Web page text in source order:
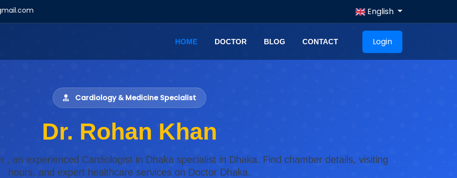
English
HOME DOCTOR BLOG CONTACT Login
Cardiology & Medicine Specialist
Dr. Rohan Khan
, an experienced Cardiologist in Dhaka specialist in Dhaka. Find chamber details, visiting
hours, and expert healthcare services on Doctor Dhaka.